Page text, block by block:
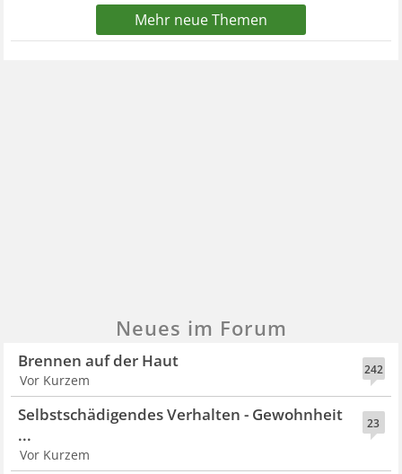
Mehr neue Themen
Neues im Forum
242
Brennen auf der Haut
Vor Kurzem
23
Selbstschädigendes Verhalten - Gewohnheit
...
Vor Kurzem